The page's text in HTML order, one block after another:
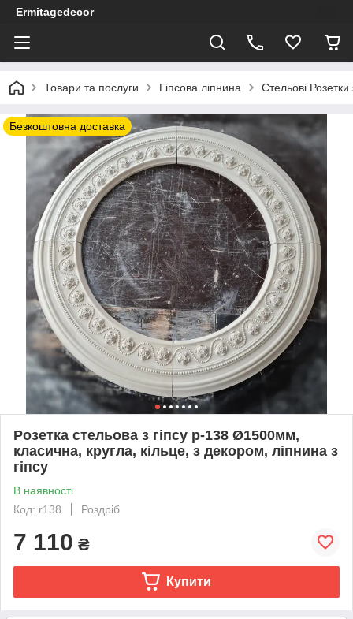
Ermitagedecor
Товари та послуги Гіпсова ліпнина Стельові Розетки
Безкоштовна доставка
Розетка стельова з гіпсу р-138 Ø1500мм,
класична, кругла, кільце, з декором, ліпнина з
гіпсу
В наявності
Код: r138
Роздріб
7 110 ₴
Купити